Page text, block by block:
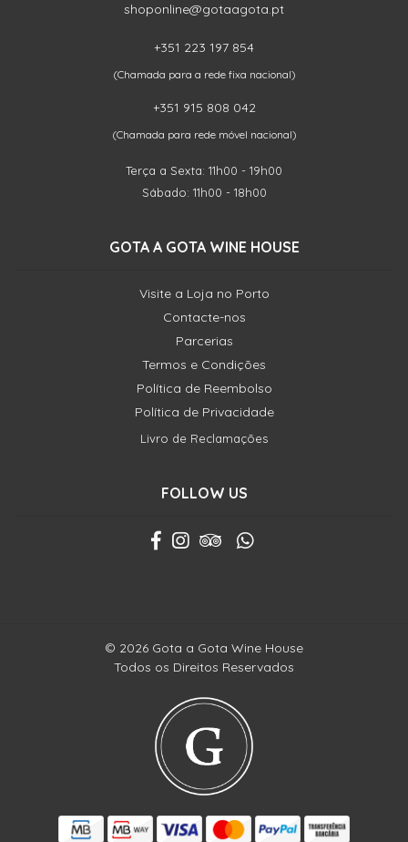
shoponline@gotaagota.pt
+351 223 197 854
(Chamada para a rede fixa nacional)
+351 915 808 042
(Chamada para rede móvel nacional)
Terça a Sexta: 11h00 - 19h00
Sábado: 11h00 - 18h00
GOTA A GOTA WINE HOUSE
Visite a Loja no Porto
Contacte-nos
Parcerias
Termos e Condições
Política de Reembolso
Política de Privacidade
Livro de Reclamações
FOLLOW US
© 2026 Gota a Gota Wine House
Todos os Direitos Reservados